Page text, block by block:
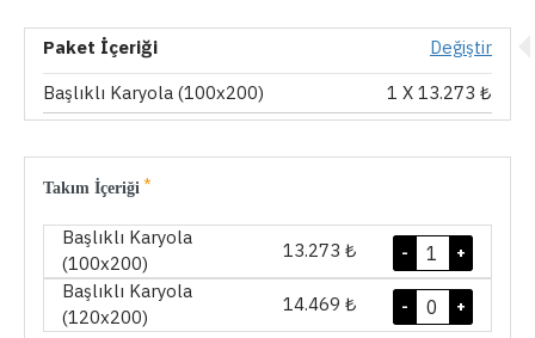
Paket İçeriği
Değiştir
Başlıklı Karyola (100x200)
1 X 13.273 ₺
Takım İçeriği
Başlıklı Karyola
(100x200)
13.273 ₺ +
-
Başlıklı Karyola
(120x200)
14.469 ₺ +
-